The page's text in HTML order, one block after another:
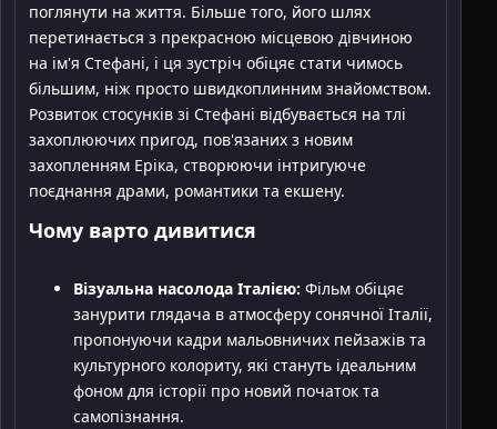
поглянути на життя. Більше того, його шлях
перетинається з прекрасною місцевою дівчиною
на ім'я Стефані, і ця зустріч обіцяє стати чимось
більшим, ніж просто швидкоплинним знайомством.
Розвиток стосунків зі Стефані відбувається на тлі
захоплюючих пригод, пов'язаних з новим
захопленням Еріка, створюючи інтригуюче
поєднання драми, романтики та екшену.
Чому варто дивитися
Візуальна насолода Італією: Фільм обіцяє
занурити глядача в атмосферу сонячної Італії,
пропонуючи кадри мальовничих пейзажів та
культурного колориту, які стануть ідеальним
фоном для історії про новий початок та
самопізнання.